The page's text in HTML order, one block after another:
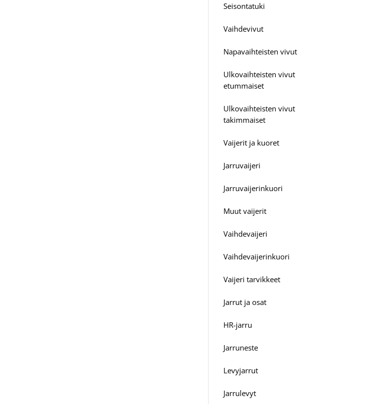
Seisontatuki
Vaihdevivut
Napavaihteisten vivut
Ulkovaihteisten vivut
etummaiset
Ulkovaihteisten vivut
takimmaiset
Vaijerit ja kuoret
Jarruvaijeri
Jarruvaijerinkuori
Muut vaijerit
Vaihdevaijeri
Vaihdevaijerinkuori
Vaijeri tarvikkeet
Jarrut ja osat
HR-jarru
Jarruneste
Levyjarrut
Jarrulevyt